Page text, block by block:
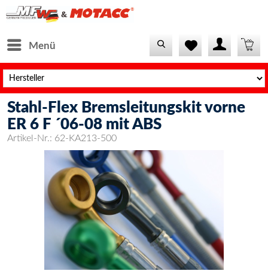
Menü
Stahl-Flex Bremsleitungskit vorne
ER 6 F ´06-08 mit ABS
Artikel-Nr.: 62-KA213-500